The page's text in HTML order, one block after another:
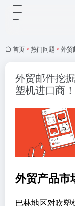
首页 • 热门问题 • 外贸
外贸邮件挖
塑机进口商！
外贸产品市
巴林地区对吹塑